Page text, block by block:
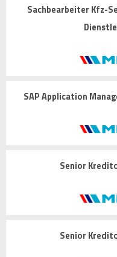
Sachbearbeiter Kfz-
SAP Application
Senior
Senior